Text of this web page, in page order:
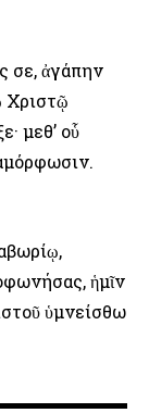
σε, ἀγάπην
Χριστῷ
μεθ’ οὗ
ἡμῖν
ὑμνείσθω